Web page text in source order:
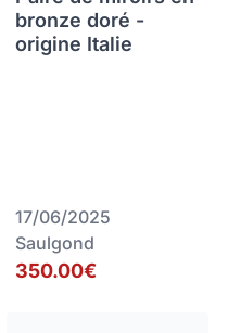
bronze doré -
origine Italie
17/06/2025
Saulgond
350.00€